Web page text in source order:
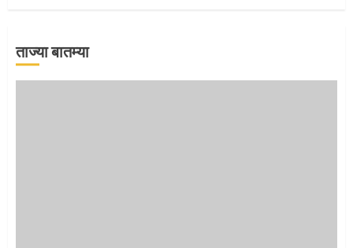
ताज्या बातम्या